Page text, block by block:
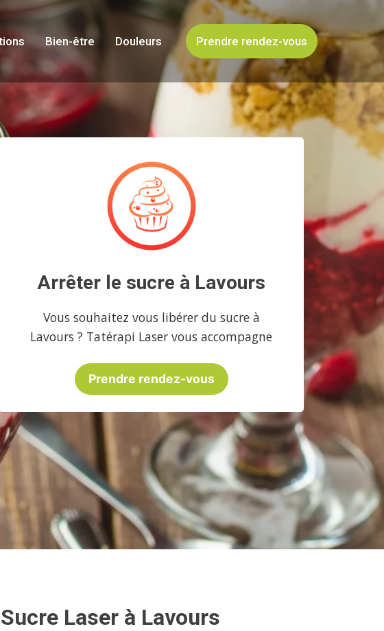
Bien-être Douleurs Prendre rendez-vous
Arrêter le sucre à Lavours
Vous souhaitez vous libérer du sucre à
Lavours ? Tatérapi Laser vous accompagne
Prendre rendez-vous
Laser à Lavours